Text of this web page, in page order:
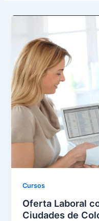
Cursos
Oferta Laboral
Ciudades de